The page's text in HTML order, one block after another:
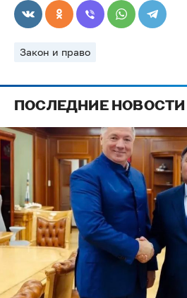
Закон и право
ПОСЛЕДНИЕ НОВОСТИ